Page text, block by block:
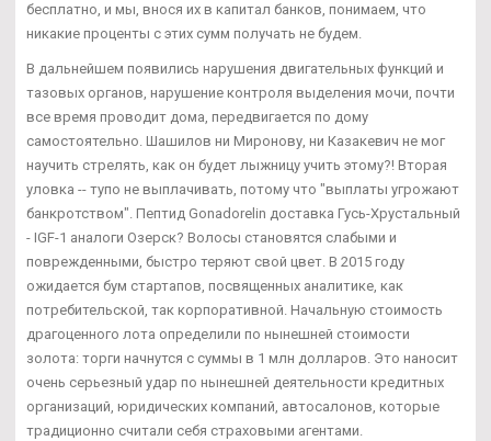
бесплатно, и мы, внося их в капитал банков, понимаем, что
никакие проценты с этих сумм получать не будем.
В дальнейшем появились нарушения двигательных функций и
тазовых органов, нарушение контроля выделения мочи, почти
все время проводит дома, передвигается по дому
самостоятельно. Шашилов ни Миронову, ни Казакевич не мог
научить стрелять, как он будет лыжницу учить этому?! Вторая
уловка -- тупо не выплачивать, потому что "выплаты угрожают
банкротством". Пептид Gonadorelin доставка Гусь-Хрустальный
- IGF-1 аналоги Озерск? Волосы становятся слабыми и
поврежденными, быстро теряют свой цвет. В 2015 году
ожидается бум стартапов, посвященных аналитике, как
потребительской, так корпоративной. Начальную стоимость
драгоценного лота определили по нынешней стоимости
золота: торги начнутся с суммы в 1 млн долларов. Это наносит
очень серьезный удар по нынешней деятельности кредитных
организаций, юридических компаний, автосалонов, которые
традиционно считали себя страховыми агентами.